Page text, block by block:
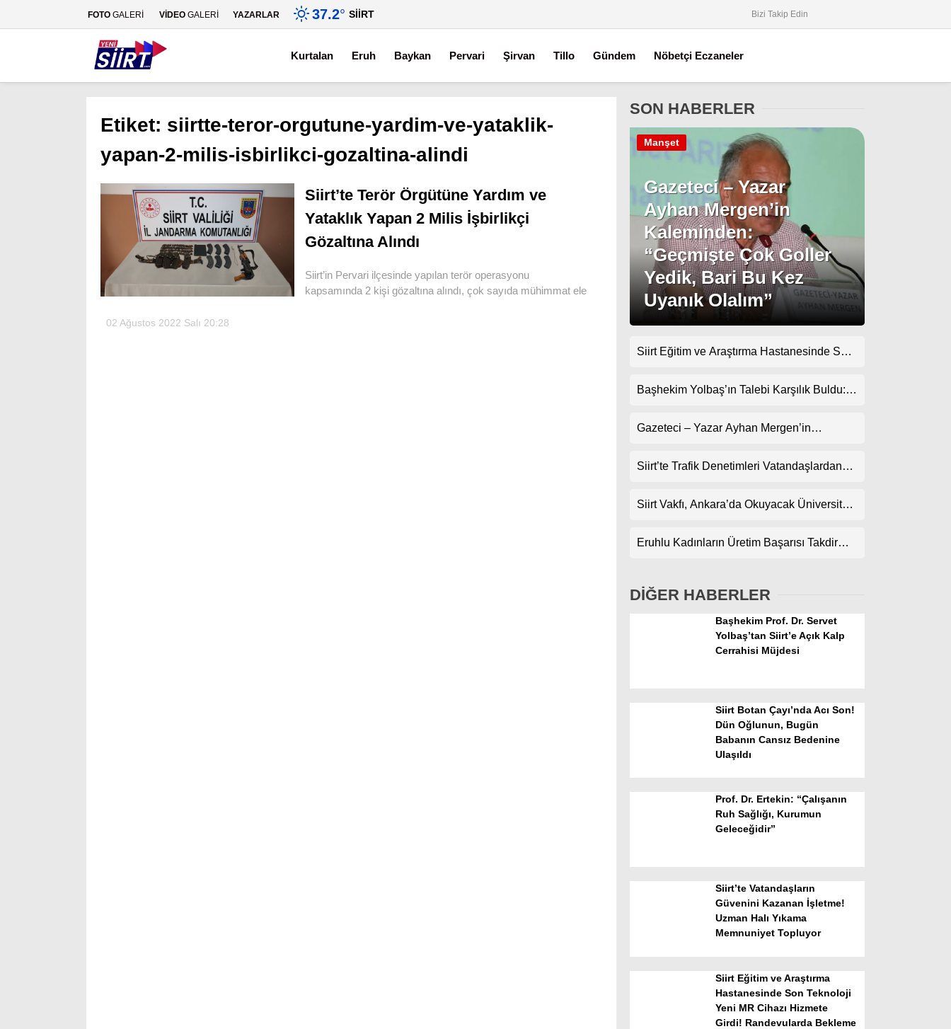
Gündem
Spor
Magazin
Instagram
FOTO GALERİ VİDEO GALERİ YAZARLAR 37.2° SIIRT Bizi Takip Edin
Kurtalan Eruh Baykan Pervari Şirvan Tillo Gündem Nöbetçi Eczaneler
Etiket: siirtte-teror-orgutune-yardim-ve-yataklik-
yapan-2-milis-isbirlikci-gozaltina-alindi
Siirt’te Terör Örgütüne Yardım ve
Yataklık Yapan 2 Milis İşbirlikçi
Gözaltına Alındı
Siirt’in Pervari ilçesinde yapılan terör operasyonu
kapsamında 2 kişi gözaltına alındı, çok sayıda mühimmat ele
02 Ağustos 2022 Salı 20:28
SON HABERLER
Gazeteci – Yazar
Ayhan Mergen’in
Kaleminden:
“Geçmişte Çok Goller
Yedik, Bari Bu Kez
Uyanık Olalım”
Manşet
Siirt Eğitim ve Araştırma Hastanesinde Son
Randevularda Bekleme Süresi Kısaldı
Başhekim Yolbaş’ın Talebi Karşılık Buldu:
Gazeteci – Yazar Ayhan Mergen’in
Kuralları”
Siirt’te Trafik Denetimleri Vatandaşlardan
Siirt Vakfı, Ankara’da Okuyacak Üniversite
Eruhlu Kadınların Üretim Başarısı Takdir
DİĞER HABERLER
Başhekim Prof. Dr. Servet
Yolbaş’tan Siirt’e Açık Kalp
Cerrahisi Müjdesi
Siirt Botan Çayı’nda Acı Son!
Dün Oğlunun, Bugün
Babanın Cansız Bedenine
Ulaşıldı
Prof. Dr. Ertekin: “Çalışanın
Ruh Sağlığı, Kurumun
Geleceğidir”
Siirt’te Vatandaşların
Güvenini Kazanan İşletme!
Uzman Halı Yıkama
Memnuniyet Topluyor
Siirt Eğitim ve Araştırma
Hastanesinde Son Teknoloji
Yeni MR Cihazı Hizmete
Girdi! Randevularda Bekleme